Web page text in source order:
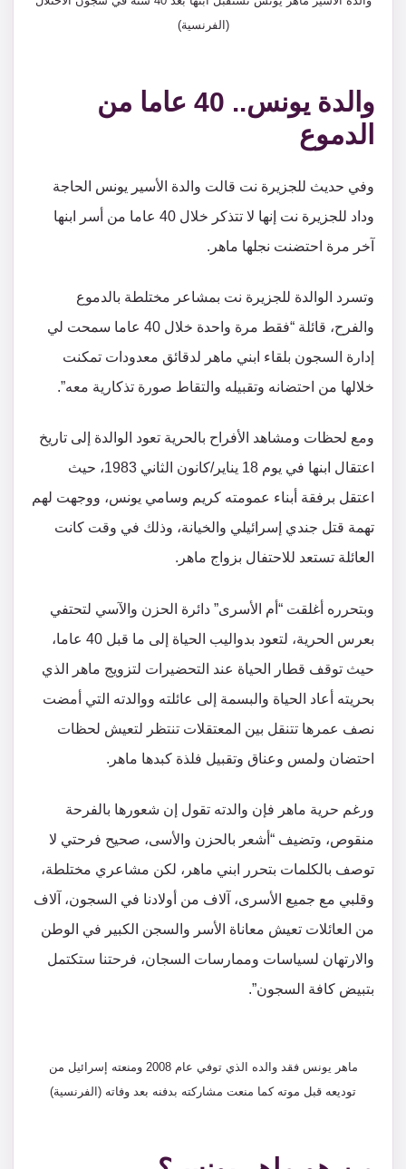
(الفرنسية)
والدة يونس.. 40 عاما من
الدموع
وفي حديث للجزيرة نت قالت والدة الأسير يونس الحاجة
وداد للجزيرة نت إنها لا تتذكر خلال 40 عاما من أسر ابنها
آخر مرة احتضنت نجلها ماهر.
وتسرد الوالدة للجزيرة نت بمشاعر مختلطة بالدموع
والفرح، قائلة “فقط مرة واحدة خلال 40 عاما سمحت لي
إدارة السجون بلقاء ابني ماهر لدقائق معدودات تمكنت
خلالها من احتضانه وتقبيله والتقاط صورة تذكارية معه”.
ومع لحظات ومشاهد الأفراح بالحرية تعود الوالدة إلى تاريخ
اعتقال ابنها في يوم 18 يناير/كانون الثاني 1983، حيث
اعتقل برفقة أبناء عمومته كريم وسامي يونس، ووجهت لهم
تهمة قتل جندي إسرائيلي والخيانة، وذلك في وقت كانت
العائلة تستعد للاحتفال بزواج ماهر.
وبتحرره أغلقت “أم الأسرى” دائرة الحزن والآسي لتحتفي
بعرس الحرية، لتعود بدواليب الحياة إلى ما قبل 40 عاما،
حيث توقف قطار الحياة عند التحضيرات لتزويج ماهر الذي
بحريته أعاد الحياة والبسمة إلى عائلته ووالدته التي أمضت
نصف عمرها تتنقل بين المعتقلات تنتظر لتعيش لحظات
احتضان ولمس وعناق وتقبيل فلذة كبدها ماهر.
ورغم حرية ماهر فإن والدته تقول إن شعورها بالفرحة
منقوص، وتضيف “أشعر بالحزن والأسى، صحيح فرحتي لا
توصف بالكلمات بتحرر ابني ماهر، لكن مشاعري مختلطة،
وقلبي مع جميع الأسرى، آلاف من أولادنا في السجون، آلاف
من العائلات تعيش معاناة الأسر والسجن الكبير في الوطن
والارتهان لسياسات وممارسات السجان، فرحتنا ستكتمل
بتبيض كافة السجون”.
ماهر يونس فقد والده الذي توفي عام 2008 ومنعته إسرائيل من
توديعه قبل موته كما منعت مشاركته بدفنه بعد وفاته (الفرنسية)